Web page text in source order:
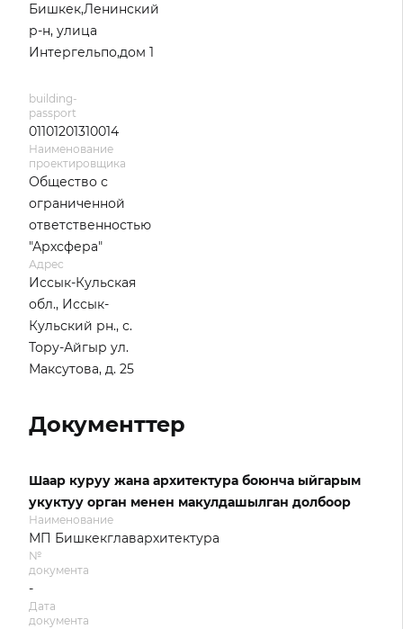
Бишкек,Ленинский
р-н, улица
Интергельпо,дом 1
building-
passport
01101201310014
Наименование
проектировщика
Общество с
ограниченной
ответственностью
"Архсфера"
Адрес
Иссык-Кульская
обл., Иссык-
Кульский рн., с.
Тору-Айгыр ул.
Максутова, д. 25
Документтер
Шаар куруу жана архитектура боюнча ыйгарым
укуктуу орган менен макулдашылган долбоор
Наименование
МП Бишкекглавархитектура
№
документа
-
Дата
документа